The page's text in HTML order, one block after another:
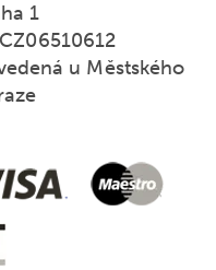
1
u Městského